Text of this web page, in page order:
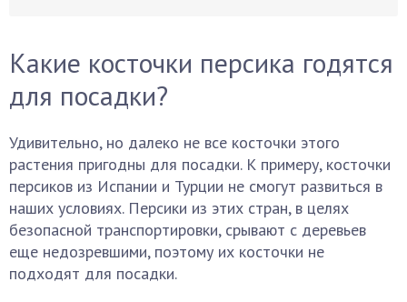
Какие косточки персика годятся
для посадки?
Удивительно, но далеко не все косточки этого
растения пригодны для посадки. К примеру, косточки
персиков из Испании и Турции не смогут развиться в
наших условиях. Персики из этих стран, в целях
безопасной транспортировки, срывают с деревьев
еще недозревшими, поэтому их косточки не
подходят для посадки.